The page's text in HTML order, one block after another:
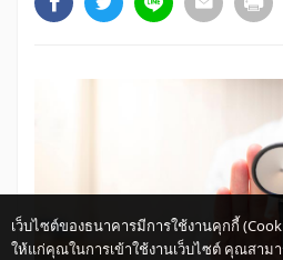
เว็บไซต์ของธนาคารมีการใช้งานคุกกี้
ให้แก่คุณในการเข้าใช้งานเว็บไซต์ คุณสาม